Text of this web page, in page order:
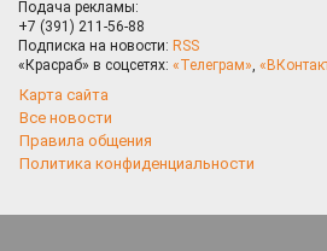
Подача рекламы:
+7 (391) 211-56-88
Подписка на новости: RSS
«Красраб» в соцсетях: «Телеграм»,
Карта сайта
Все новости
Правила общения
Политика конфиденциальности